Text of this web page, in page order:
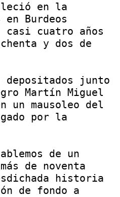
en la
Burdeos
cuatro años
y dos de
junto
Martín Miguel
un mausoleo del
por la
de un
de noventa
historia
de fondo a